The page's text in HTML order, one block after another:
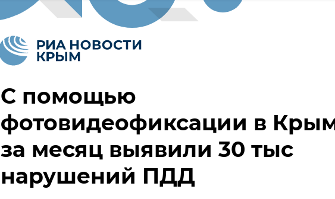
С помощью
фотовидеофиксации в
за месяц выявили 30 тыс
нарушений ПДД